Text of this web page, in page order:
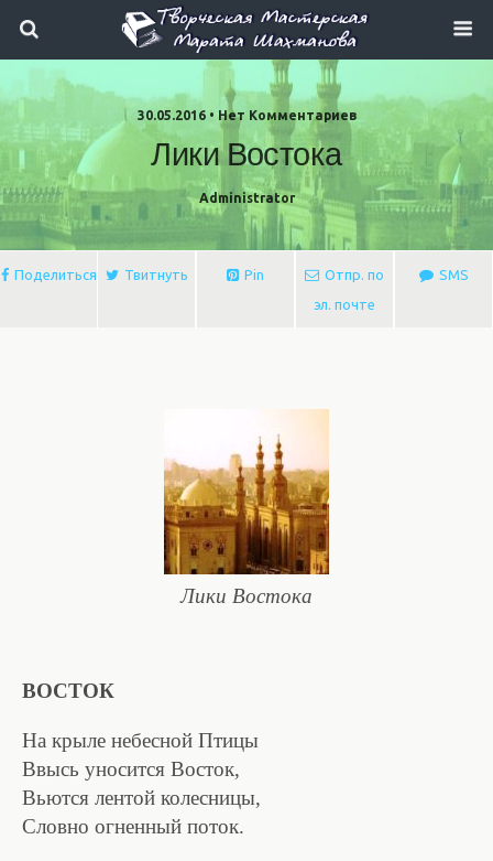
30.05.2016 • Нет Комментариев
Лики Востока
Administrator
Поделиться Твитнуть Pin
Отпр. по
эл. почте
SMS
Лики Востока
ВОСТОК
На крыле небесной Птицы
Ввысь уносится Восток,
Вьются лентой колесницы,
Словно огненный поток.